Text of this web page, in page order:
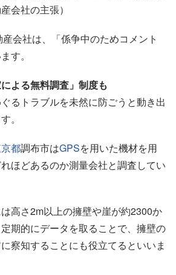
会社の主張）
会社は、「係争中のためコメント
す。
よる無料調査」制度も
るトラブルを未然に防ごうと動き出
。
都調布市はGPSを用いた機材を用
ほどあるのか測量会社と調査してい
高さ2m以上の擁壁や崖が約2300か
期的にデータを取ることで、擁壁の
察知することにも役立てるといいま